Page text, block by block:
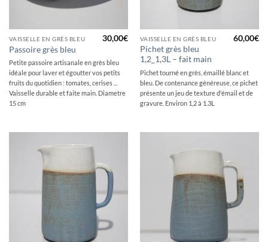
VAISSELLE EN GRÈS BLEU
Passoire grès bleu
30,00€
Petite passoire artisanale en grès bleu
idéale pour laver et égoutter vos petits
fruits du quotidien : tomates, cerises ...
Vaisselle durable et faite main. Diametre
15 cm
VAISSELLE EN GRÈS BLEU
Pichet grès bleu
1,2_1,3L – fait main
60,00€
Pichet tourné en grès, émaillé blanc et
bleu. De contenance généreuse, ce pichet
présente un jeu de texture d'émail et de
gravure. Environ 1,2 à 1.3L